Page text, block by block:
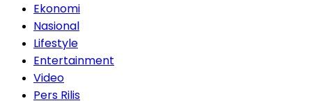
Ekonomi
Nasional
Lifestyle
Entertainment
Video
Pers Rilis